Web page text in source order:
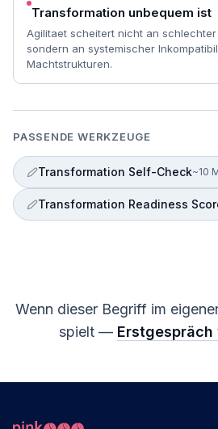
Transformation unbequem ist
Agilitaet scheitert nicht an schlechter
sondern an systemischer
Machtstrukturen.
PASSENDE WERKZEUGE
Transformation Self-Check~10
Transformation Readiness
Wenn dieser Begriff im
spielt — Erstgespräch